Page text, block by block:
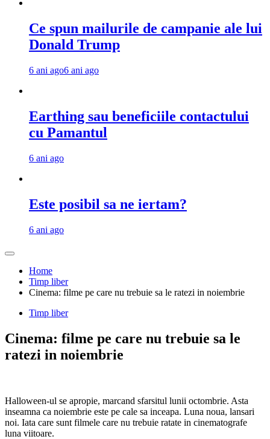
Ce spun mailurile de campanie ale lui
Donald Trump
6 ani ago6 ani ago
Earthing sau beneficiile contactului
cu Pamantul
6 ani ago
Este posibil sa ne iertam?
6 ani ago
Home
Timp liber
Cinema: filme pe care nu trebuie sa le ratezi in noiembrie
Timp liber
Cinema: filme pe care nu trebuie sa le
ratezi in noiembrie
Halloween-ul se apropie, marcand sfarsitul lunii octombrie. Asta
inseamna ca noiembrie este pe cale sa inceapa. Luna noua, lansari
noi. Iata care sunt filmele care nu trebuie ratate in cinematografe
luna viitoare.